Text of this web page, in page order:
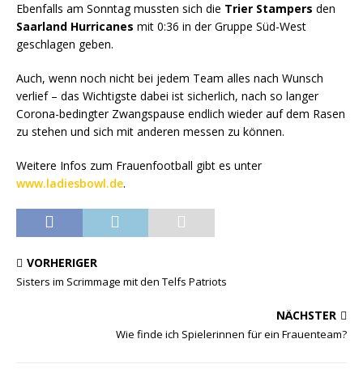
Ebenfalls am Sonntag mussten sich die Trier Stampers den
Saarland Hurricanes mit 0:36 in der Gruppe Süd-West
geschlagen geben.
Auch, wenn noch nicht bei jedem Team alles nach Wunsch
verlief – das Wichtigste dabei ist sicherlich, nach so langer
Corona-bedingter Zwangspause endlich wieder auf dem Rasen
zu stehen und sich mit anderen messen zu können.
Weitere Infos zum Frauenfootball gibt es unter
www.ladiesbowl.de.
VORHERIGER
Sisters im Scrimmage mit den Telfs Patriots
NÄCHSTER
Wie finde ich Spielerinnen für ein Frauenteam?